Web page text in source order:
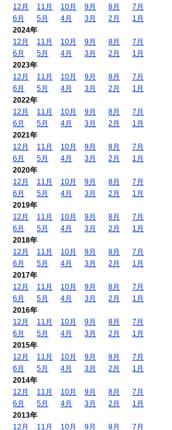
12月
11月 10月 9月 8月
7月
6月
5月 4月 3月 2月
1月
2024年
12月
11月 10月 9月 8月
7月
6月
5月 4月 3月 2月
1月
2023年
12月
11月 10月 9月 8月
7月
6月
5月 4月 3月 2月
1月
2022年
12月
11月 10月 9月 8月
7月
6月
5月 4月 3月 2月
1月
2021年
12月
11月 10月 9月 8月
7月
6月
5月 4月 3月 2月
1月
2020年
12月
11月 10月 9月 8月
7月
6月
5月 4月 3月 2月
1月
2019年
12月
11月 10月 9月 8月
7月
6月
5月 4月 3月 2月
1月
2018年
12月
11月 10月 9月 8月
7月
6月
5月 4月 3月 2月
1月
2017年
12月
11月 10月 9月 8月
7月
6月
5月 4月 3月 2月
1月
2016年
12月
11月 10月 9月 8月
7月
6月
5月 4月 3月 2月
1月
2015年
12月
11月 10月 9月 8月
7月
6月
5月 4月 3月 2月
1月
2014年
12月
11月 10月 9月 8月
7月
6月
5月 4月 3月 2月
1月
2013年
12月
11月 10月 9月 8月 7月